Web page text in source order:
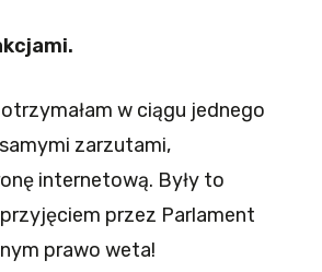
w ciągu jednego
zarzutami,
internetową. Były to
przez Parlament
prawo weta!